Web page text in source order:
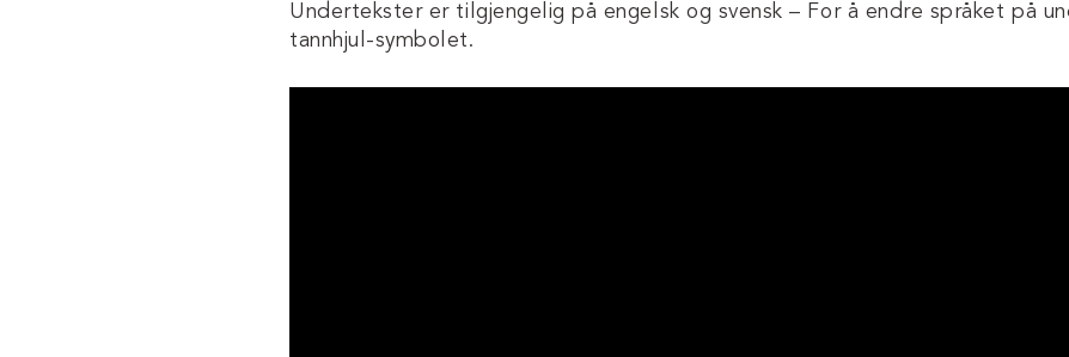
Undertekster er tilgjengelig på engelsk og svensk – For å endre språket på
tannhjul-symbolet.